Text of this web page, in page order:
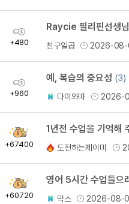
획
득
+480
Raycie 필리핀선생
친구일곱 2026-
획
득
+960
예, 복습의 중요성 (3)
다이와따 2026-
획
득
+67400
1년전 수업을 기억해
도전하는제이미
획
득
+60720 막스 2026-08-